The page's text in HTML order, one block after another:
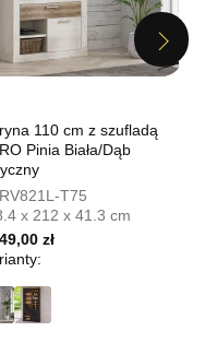
849,00 zł 679,20 zł
ostatnich 30 dni
110 cm z szufladą
Pinia Biała/Dąb
T75
x 212 x 41.3 cm
zł
Next